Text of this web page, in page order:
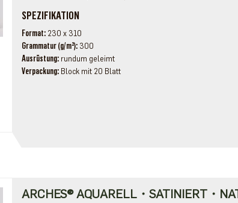
SPEZIFIKATION
Format 230 x 310
Grammatur (g/m²) 300
Ausrüstung rundum geleimt
Verpackung Block mit 20 Blatt
ARCHES® AQUARELL・SATINIERT・